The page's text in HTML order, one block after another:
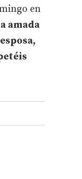
en
amada